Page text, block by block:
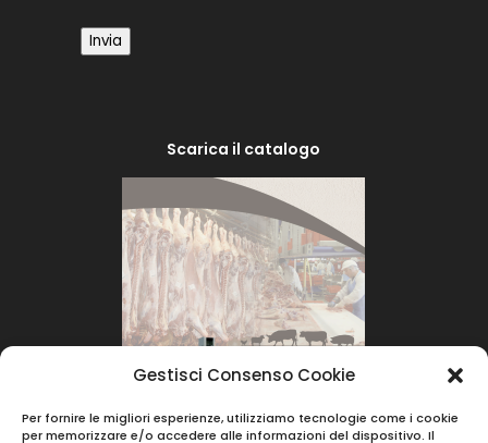
Gestisci Consenso Cookie
Per fornire le migliori esperienze, utilizziamo tecnologie come i cookie
per memorizzare e/o accedere alle informazioni del dispositivo. Il
Invia
Scarica il catalogo